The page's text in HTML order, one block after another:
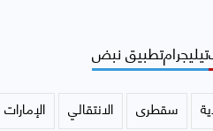
تيليجرامتطبيق نبض
سقطرى الانتقالي الإمارات